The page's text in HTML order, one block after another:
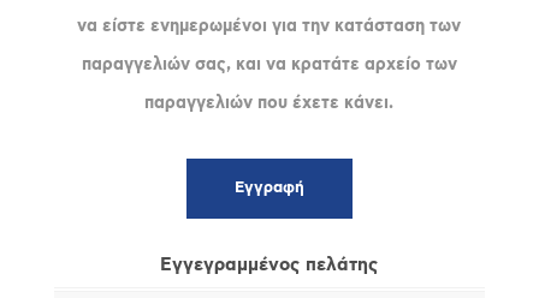
να είστε ενημερωμένοι για την κατάσταση των
παραγγελιών σας, και να κρατάτε αρχείο των
παραγγελιών που έχετε κάνει.
Εγγεγραμμένος πελάτης